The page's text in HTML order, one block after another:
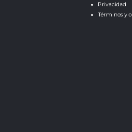
Privacidad
Términos y